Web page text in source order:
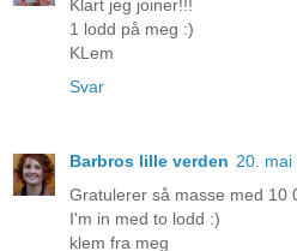
Klart jeg joiner!!!
1 lodd på meg :)
KLem
Svar
Barbros lille verden 20. mai
Gratulerer så masse med 10
I'm in med to lodd :)
klem fra meg